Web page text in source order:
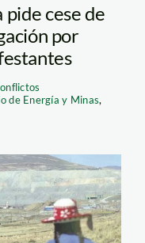
cese de
por
de Energía y Minas,